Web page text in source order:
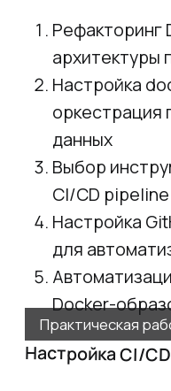
Онлайн
занятия 2 раза в
в группе от 15 до 30
20% теории, 80%
Оставьте заявку —
мы перезвоним
и ответим на все
+7